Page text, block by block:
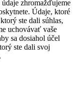
zhromažďujeme
Údaje, ktoré
ste dali súhlas,
uchovávať vaše
sa dosiahol účel
ste dali svoj